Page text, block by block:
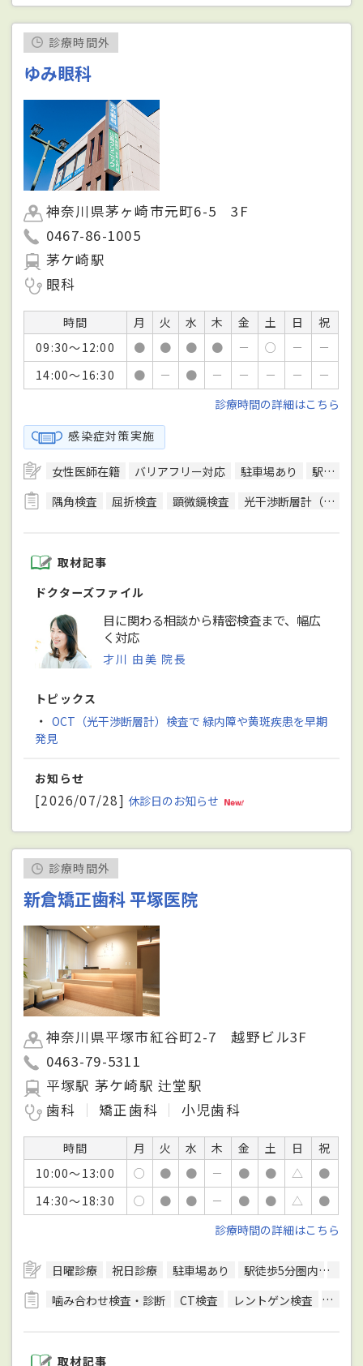
診療時間外
ゆみ眼科
神奈川県茅ヶ崎市元町6-5 3F
0467-86-1005
茅ケ崎駅
眼科
時間 月 火 水 木 金 土 日
祝
09:30～12:00
● ● ● ● － ○ －
－
14:00～16:30
● － ● － － － －
－
診療時間の詳細はこちら
感染症対策実施
女性医師在籍 バリアフリー対応 駐車場あり
駅徒歩5分圏内
隅角検査
屈折検査 顕微鏡検査 光干渉断層計（OCT）検査
取材記事
ドクターズファイル
目に関わる相談から精密検査まで、幅広
く対応
才川 由美 院長
トピックス
・ OCT（光干渉断層計）検査で 緑内障や黄斑疾患を早期
発見
お知らせ
[2026/07/28]休診日のお知らせ
診療時間外
新倉矯正歯科 平塚医院
神奈川県平塚市紅谷町2-7 越野ビル3F
0463-79-5311
平塚駅 茅ケ崎駅 辻堂駅
歯科
矯正歯科 小児歯科
時間 月 火 水 木 金 土 日
祝
10:00～13:00
○ ● ● － ● ● △
●
14:30～18:30
○ ● ● － ● ● △
●
診療時間の詳細はこちら
日曜診療 祝日診療 駐車場あり 駅徒歩5分圏内
噛み合わせ検査・診断
CT検査 レントゲン検査 顎運
取材記事